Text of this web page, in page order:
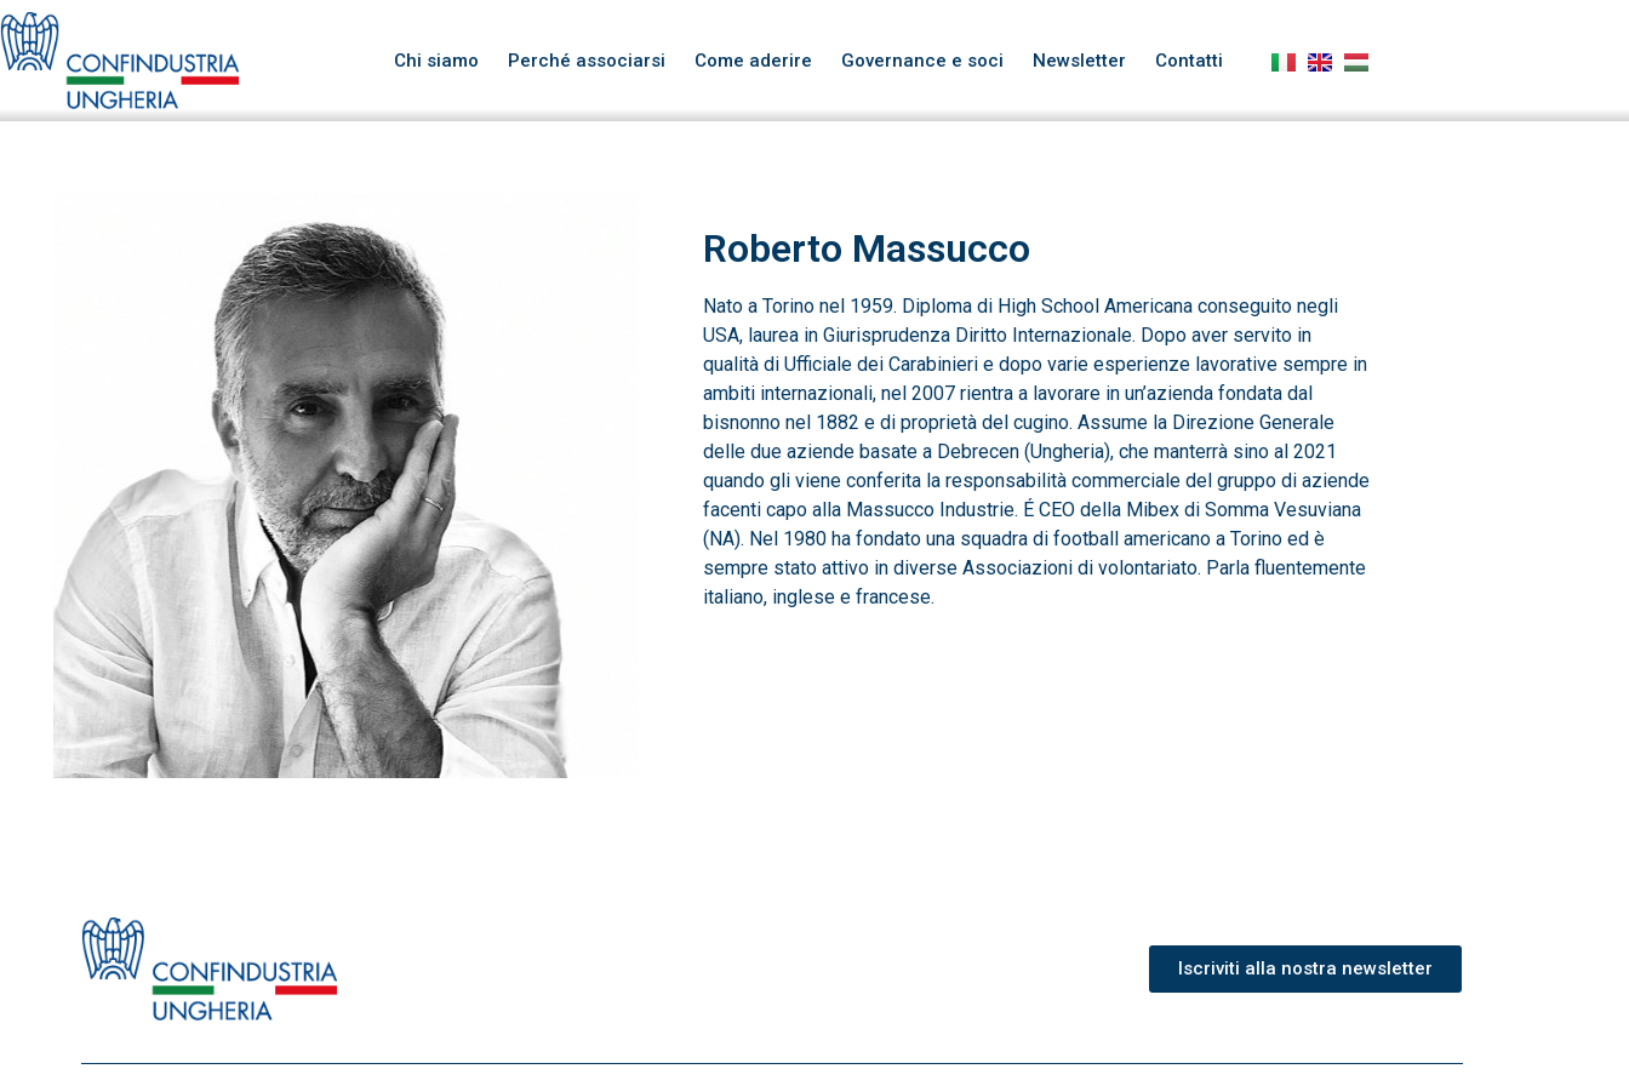
Chi siamo Perché associarsi Come aderire Governance e soci Newsletter Contatti
Roberto Massucco
Nato a Torino nel 1959. Diploma di High School Americana conseguito negli
USA, laurea in Giurisprudenza Diritto Internazionale. Dopo aver servito in
qualità di Ufficiale dei Carabinieri e dopo varie esperienze lavorative sempre in
ambiti internazionali, nel 2007 rientra a lavorare in un’azienda fondata dal
bisnonno nel 1882 e di proprietà del cugino. Assume la Direzione Generale
delle due aziende basate a Debrecen (Ungheria), che manterrà sino al 2021
quando gli viene conferita la responsabilità commerciale del gruppo di aziende
facenti capo alla Massucco Industrie. É CEO della Mibex di Somma Vesuviana
(NA). Nel 1980 ha fondato una squadra di football americano a Torino ed è
sempre stato attivo in diverse Associazioni di volontariato. Parla fluentemente
italiano, inglese e francese.
Iscriviti alla nostra newsletter